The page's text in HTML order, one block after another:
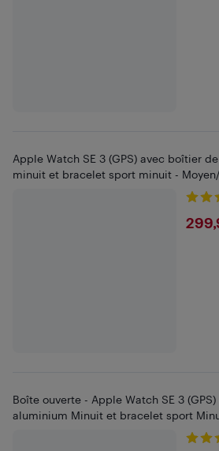
Apple Watch SE 3 (GPS) avec boîtier
minuit et bracelet sport minuit -
Boîte ouverte - Apple Watch SE 3
aluminium Minuit et bracelet sport